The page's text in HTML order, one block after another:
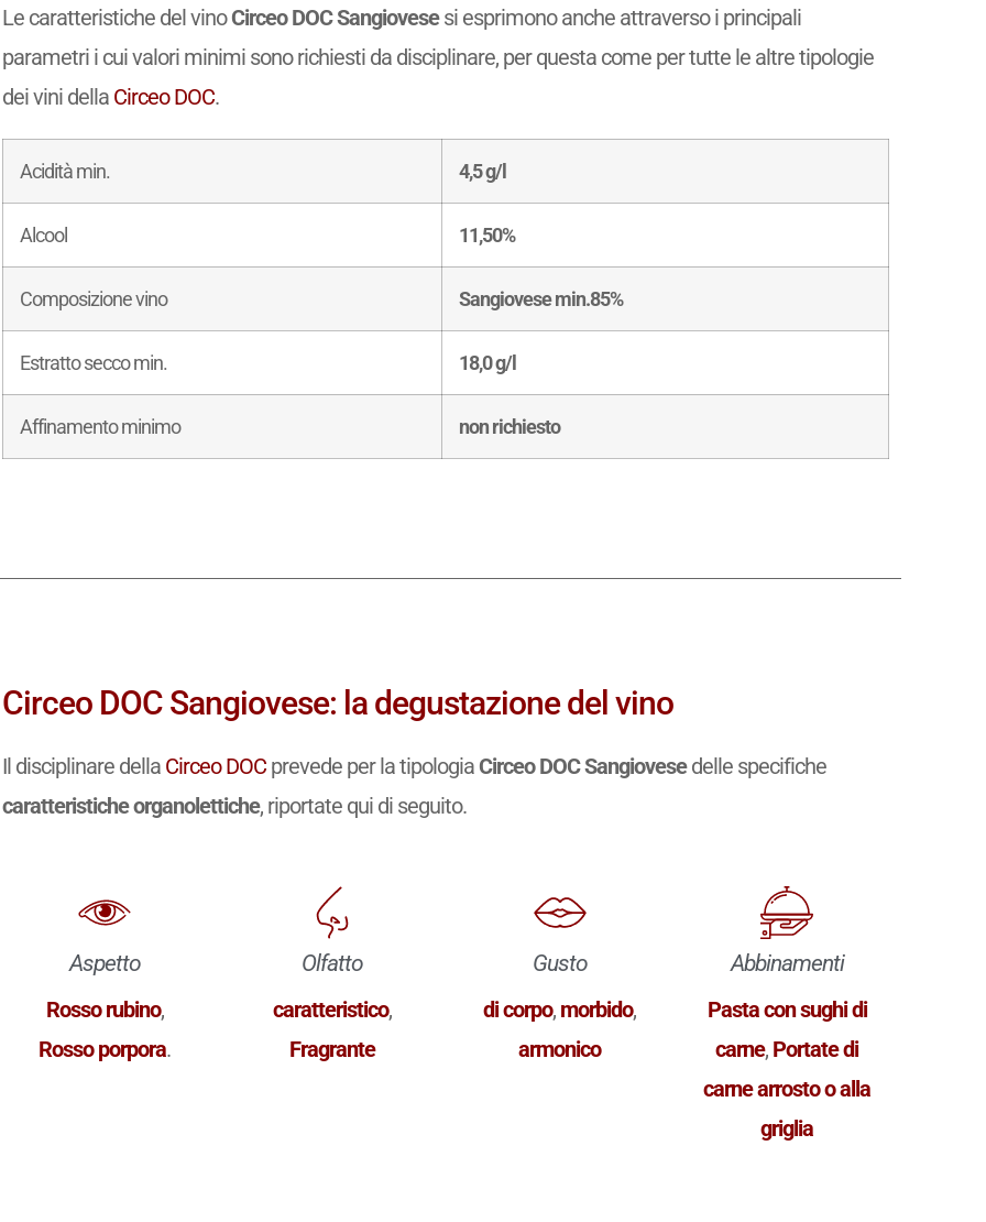
Le caratteristiche del vinoCirceo DOC Sangiovesesi esprimono anche attraverso i principali
parametri i cui valori minimi sono richiesti da disciplinare, per questa come per tutte le altre tipologie
dei vini della Circeo DOC.
Acidità min. 4,5 g/l
Alcool 11,50%
Composizione vino Sangiovese min.85%
Estratto secco min. 18,0 g/l
Affinamento minimo non richiesto
Circeo DOC Sangiovese: la degustazione del vino
Il disciplinare della Circeo DOC prevede per la tipologia Circeo DOC Sangiovesedelle specifiche
caratteristiche organolettiche, riportate qui di seguito.
Aspetto
Rosso rubino,
Rosso porpora.
Olfatto
caratteristico,
Fragrante
Gusto
di corpo, morbido,
armonico
Abbinamenti
Pasta con sughi di
carne, Portate di
carne arrosto o alla
griglia